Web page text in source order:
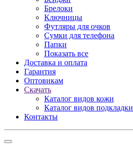
Брелоки
Ключницы
Футляры для очков
Сумки для телефона
Папки
Показать все
Доставка и оплата
Гарантия
Оптовикам
Скачать
Каталог видов кожи
Каталог видов подкладки
Контакты